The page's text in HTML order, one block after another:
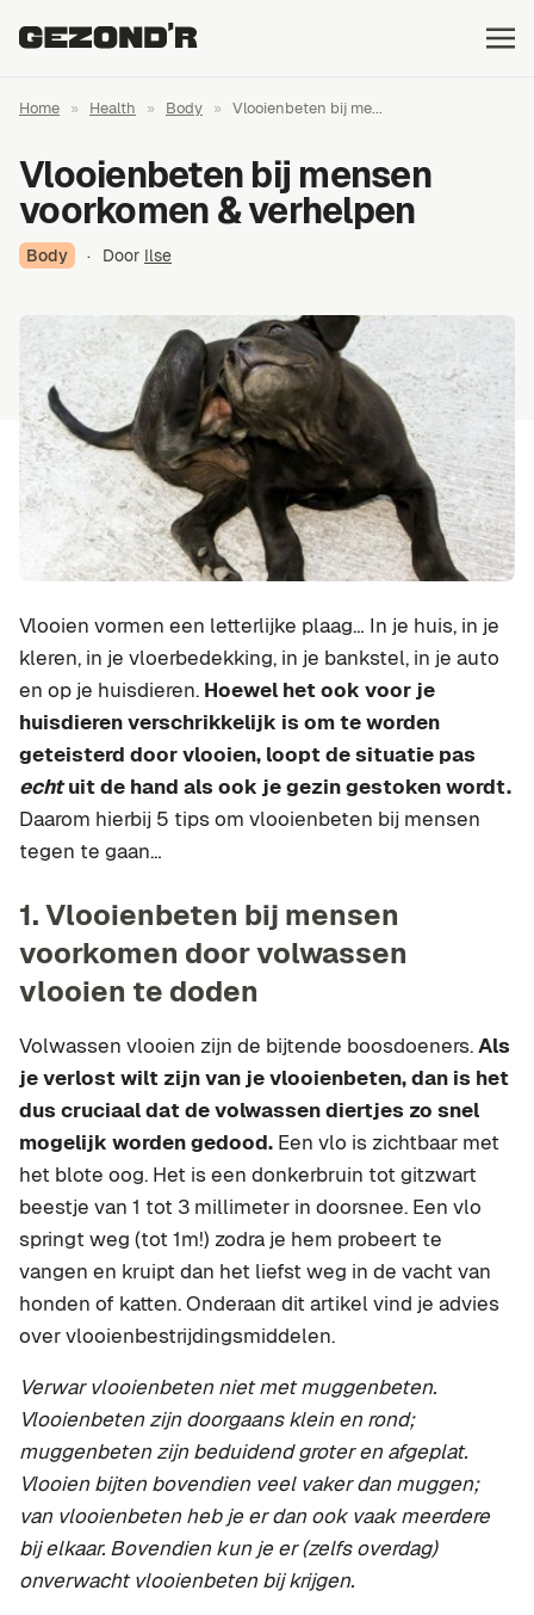
Home » Health » Body » Vlooienbeten bij me...
Vlooienbeten bij mensen
voorkomen & verhelpen
Body · Door Ilse
Vlooien vormen een letterlijke plaag… In je huis, in je
kleren, in je vloerbedekking, in je bankstel, in je auto
en op je huisdieren. Hoewel het ook voor je
huisdieren verschrikkelijk is om te worden
geteisterd door vlooien, loopt de situatie pas
echtuit de hand als ook je gezin gestoken wordt.
Daarom hierbij 5 tips om vlooienbeten bij mensen
tegen te gaan…
1. Vlooienbeten bij mensen
voorkomen door volwassen
vlooien te doden
Volwassen vlooien zijn de bijtende boosdoeners.Als
je verlost wilt zijn van je vlooienbeten, dan is het
dus cruciaal dat de volwassen diertjes zo snel
mogelijk worden gedood. Een vlo is zichtbaar met
het blote oog. Het is een donkerbruin tot gitzwart
beestje van 1 tot 3 millimeter in doorsnee. Een vlo
springt weg (tot 1m!) zodra je hem probeert te
vangen en kruipt dan het liefst weg in de vacht van
honden of katten. Onderaan dit artikel vind je advies
over vlooienbestrijdingsmiddelen.
Verwar vlooienbeten niet met muggenbeten.
Vlooienbeten zijn doorgaans klein en rond;
muggenbeten zijn beduidend groter en afgeplat.
Vlooien bijten bovendien veel vaker dan muggen;
van vlooienbeten heb je er dan ook vaak meerdere
bij elkaar. Bovendien kun je er (zelfs overdag)
onverwacht vlooienbeten bij krijgen.